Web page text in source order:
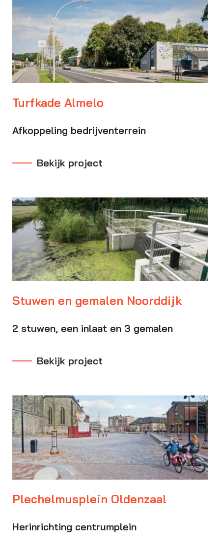
Turfkade Almelo
Afkoppeling bedrijventerrein
Bekijk project
Stuwen en gemalen Noorddijk
2 stuwen, een inlaat en 3 gemalen
Bekijk project
Plechelmusplein Oldenzaal
Herinrichting centrumplein